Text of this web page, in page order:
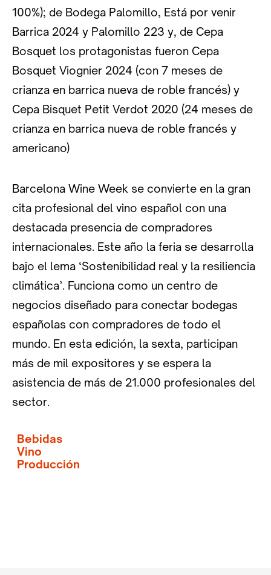
100%); de Bodega Palomillo, Está por venir
Barrica 2024 y Palomillo 223 y, de Cepa
Bosquet los protagonistas fueron Cepa
Bosquet Viognier 2024 (con 7 meses de
crianza en barrica nueva de roble francés) y
Cepa Bisquet Petit Verdot 2020 (24 meses de
crianza en barrica nueva de roble francés y
americano)
Barcelona Wine Week se convierte en la gran
cita profesional del vino español con una
destacada presencia de compradores
internacionales. Este año la feria se desarrolla
bajo el lema ‘Sostenibilidad real y la resiliencia
climática’. Funciona como un centro de
negocios diseñado para conectar bodegas
españolas con compradores de todo el
mundo. En esta edición, la sexta, participan
más de mil expositores y se espera la
asistencia de más de 21.000 profesionales del
sector.
Bebidas
Vino
Producción